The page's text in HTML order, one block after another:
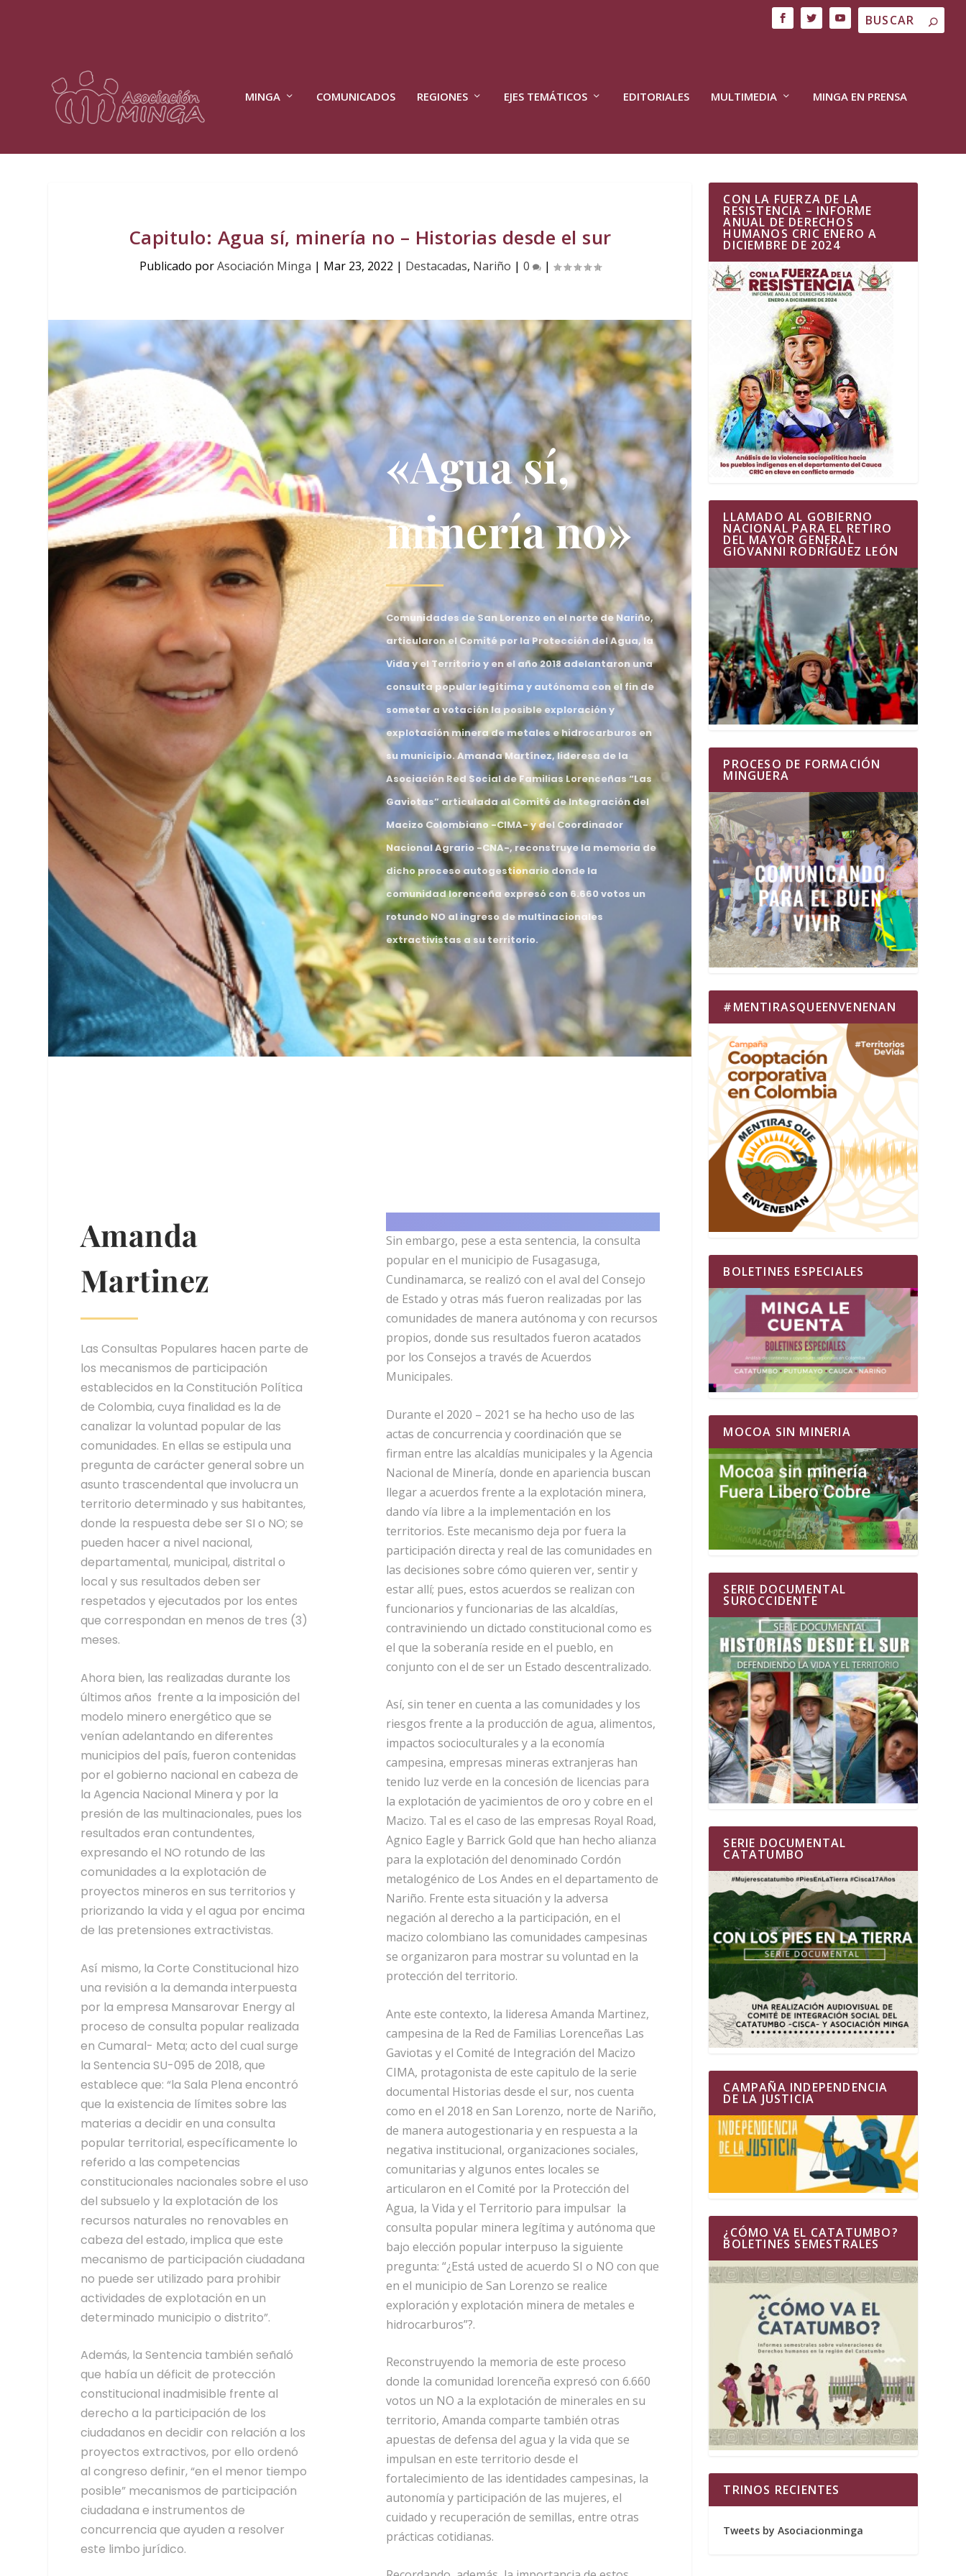
MINGA COMUNICADOS REGIONES EJES TEMÁTICOS EDITORIALES MULTIMEDIA MINGA EN PRENSA
Capitulo: Agua sí, minería no – Historias desde el sur
Publicado porAsociación Minga | Mar 23, 2022 | Destacadas, Nariño | 0 |
«Agua sí,
minería no»
Comunidades de San Lorenzo en el norte de Nariño,
articularon el Comité por la Protección del Agua, la
Vida y el Territorio y en el año 2018 adelantaron una
consulta popular legítima y autónoma con el fin de
someter a votación la posible exploración y
explotación minera de metales e hidrocarburos en
su municipio. Amanda Martínez, lideresa de la
Asociación Red Social de Familias Lorenceñas “Las
Gaviotas” articulada al Comité de Integración del
Macizo Colombiano -CIMA- y del Coordinador
Nacional Agrario -CNA-, reconstruye la memoria de
dicho proceso autogestionario donde la
comunidad lorenceña expresó con 6.660 votos un
rotundo NO al ingreso de multinacionales
extractivistas a su territorio.
Amanda
Martinez
Las Consultas Populares hacen parte de
los mecanismos de participación
establecidos en la Constitución Política
de Colombia, cuya finalidad es la de
canalizar la voluntad popular de las
comunidades. En ellas se estipula una
pregunta de carácter general sobre un
asunto trascendental que involucra un
territorio determinado y sus habitantes,
donde la respuesta debe ser SI o NO; se
pueden hacer a nivel nacional,
departamental, municipal, distrital o
local y sus resultados deben ser
respetados y ejecutados por los entes
que correspondan en menos de tres (3)
meses.
Ahora bien, las realizadas durante los
últimos años frente a la imposición del
modelo minero energético que se
venían adelantando en diferentes
municipios del país, fueron contenidas
por el gobierno nacional en cabeza de
la Agencia Nacional Minera y por la
presión de las multinacionales, pues los
resultados eran contundentes,
expresando el NO rotundo de las
comunidades a la explotación de
proyectos mineros en sus territorios y
priorizando la vida y el agua por encima
de las pretensiones extractivistas.
Así mismo, la Corte Constitucional hizo
una revisión a la demanda interpuesta
por la empresa Mansarovar Energy al
proceso de consulta popular realizada
en Cumaral- Meta; acto del cual surge
la Sentencia SU-095 de 2018, que
establece que: “la Sala Plena encontró
que la existencia de límites sobre las
materias a decidir en una consulta
popular territorial, específicamente lo
referido a las competencias
constitucionales nacionales sobre el uso
del subsuelo y la explotación de los
recursos naturales no renovables en
cabeza del estado, implica que este
mecanismo de participación ciudadana
no puede ser utilizado para prohibir
actividades de explotación en un
determinado municipio o distrito”.
Además, la Sentencia también señaló
que había un déficit de protección
constitucional inadmisible frente al
derecho a la participación de los
ciudadanos en decidir con relación a los
proyectos extractivos, por ello ordenó
al congreso definir, “en el menor tiempo
posible” mecanismos de participación
ciudadana e instrumentos de
concurrencia que ayuden a resolver
este limbo jurídico.
Sin embargo, pese a esta sentencia, la consulta
popular en el municipio de Fusagasuga,
Cundinamarca, se realizó con el aval del Consejo
de Estado y otras más fueron realizadas por las
comunidades de manera autónoma y con recursos
propios, donde sus resultados fueron acatados
por los Consejos a través de Acuerdos
Municipales.
Durante el 2020 – 2021 se ha hecho uso de las
actas de concurrencia y coordinación que se
firman entre las alcaldías municipales y la Agencia
Nacional de Minería, donde en apariencia buscan
llegar a acuerdos frente a la explotación minera,
dando vía libre a la implementación en los
territorios. Este mecanismo deja por fuera la
participación directa y real de las comunidades en
las decisiones sobre cómo quieren ver, sentir y
estar allí; pues, estos acuerdos se realizan con
funcionarios y funcionarias de las alcaldías,
contraviniendo un dictado constitucional como es
el que la soberanía reside en el pueblo, en
conjunto con el de ser un Estado descentralizado.
Así, sin tener en cuenta a las comunidades y los
riesgos frente a la producción de agua, alimentos,
impactos socioculturales y a la economía
campesina, empresas mineras extranjeras han
tenido luz verde en la concesión de licencias para
la explotación de yacimientos de oro y cobre en el
Macizo. Tal es el caso de las empresas Royal Road,
Agnico Eagle y Barrick Gold que han hecho alianza
para la explotación del denominado Cordón
metalogénico de Los Andes en el departamento de
Nariño. Frente esta situación y la adversa
negación al derecho a la participación, en el
macizo colombiano las comunidades campesinas
se organizaron para mostrar su voluntad en la
protección del territorio.
Ante este contexto, la lideresa Amanda Martinez,
campesina de la Red de Familias Lorenceñas Las
Gaviotas y el Comité de Integración del Macizo
CIMA, protagonista de este capitulo de la serie
documental Historias desde el sur, nos cuenta
como en el 2018 en San Lorenzo, norte de Nariño,
de manera autogestionaria y en respuesta a la
negativa institucional, organizaciones sociales,
comunitarias y algunos entes locales se
articularon en el Comité por la Protección del
Agua, la Vida y el Territorio para impulsar la
consulta popular minera legítima y autónoma que
bajo elección popular interpuso la siguiente
pregunta: “¿Está usted de acuerdo SI o NO con que
en el municipio de San Lorenzo se realice
exploración y explotación minera de metales e
hidrocarburos”?.
Reconstruyendo la memoria de este proceso
donde la comunidad lorenceña expresó con 6.660
votos un NO a la explotación de minerales en su
territorio, Amanda comparte también otras
apuestas de defensa del agua y la vida que se
impulsan en este territorio desde el
fortalecimiento de las identidades campesinas, la
autonomía y participación de las mujeres, el
cuidado y recuperación de semillas, entre otras
prácticas cotidianas.
CON LA FUERZA DE LA
RESISTENCIA – INFORME
ANUAL DE DERECHOS
HUMANOS CRIC ENERO A
DICIEMBRE DE 2024
LLAMADO AL GOBIERNO
NACIONAL PARA EL RETIRO
DEL MAYOR GENERAL
GIOVANNI RODRÍGUEZ LEÓN
PROCESO DE FORMACIÓN
MINGUERA
#MENTIRASQUEENVENENAN
BOLETINES ESPECIALES
MOCOA SIN MINERIA
SERIE DOCUMENTAL
SUROCCIDENTE
SERIE DOCUMENTAL
CATATUMBO
CAMPAÑA INDEPENDENCIA
DE LA JUSTICIA
¿CÓMO VA EL CATATUMBO?
BOLETINES SEMESTRALES
TRINOS RECIENTES
Tweets by Asociacionminga